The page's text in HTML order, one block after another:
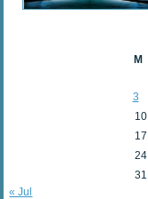
M
3
10
17
24
31
« Jul